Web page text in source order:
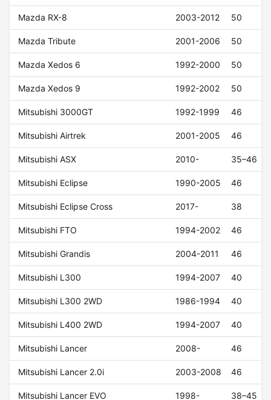
Mazda RX-8 2003-2012 50
Mazda Tribute 2001-2006 50
Mazda Xedos 6 1992-2000 50
Mazda Xedos 9 1992-2002 50
Mitsubishi 3000GT 1992-1999 46
Mitsubishi Airtrek 2001-2005 46
Mitsubishi ASX 2010- 35–46
Mitsubishi Eclipse 1990-2005 46
Mitsubishi Eclipse Cross 2017- 38
Mitsubishi FTO 1994-2002 46
Mitsubishi Grandis 2004-2011 46
Mitsubishi L300 1994-2007 40
Mitsubishi L300 2WD 1986-1994 40
Mitsubishi L400 2WD 1994-2007 40
Mitsubishi Lancer 2008- 46
Mitsubishi Lancer 2.0i 2003-2008 46
Mitsubishi Lancer EVO 1998- 38–45